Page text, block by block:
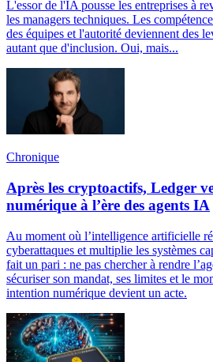
L'essor de l'IA pousse les entreprises à
les managers techniques. Les
des équipes et l'autorité deviennent des
autant que d'inclusion. Oui, mais...
Chronique
Après les cryptoactifs, Ledger
numérique à l’ère des agents IA
Au moment où l’intelligence artificielle
cyberattaques et multiplie les systèmes
fait un pari : ne pas chercher à rendre
sécuriser son mandat, ses limites et le
intention numérique devient un acte.